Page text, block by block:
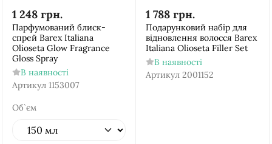
1 248 грн.
Парфумований блиск-
спрей Barex Italiana
Olioseta Glow Fragrance
Gloss Spray
В наявності
Артикул 1153007
Об`єм
1 788 грн.
Подарунковий набір для
відновлення волосся Barex
Italiana Olioseta Filler Set
В наявності
Артикул 2001152